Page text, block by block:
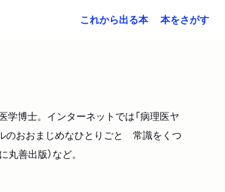
これから出る本 本をさがす
博士。インターネットでは「病理医ヤ
ルのおおまじめなひとりごと 常識をくつ
善出版）など。